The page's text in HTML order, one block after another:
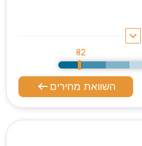
keyboard_arrow_down
82
השוואת מחירים